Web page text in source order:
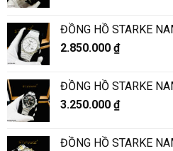
ĐỒNG HỒ STARKE
2.850.000 ₫
ĐỒNG HỒ STARKE
3.250.000 ₫
ĐỒNG HỒ STARKE